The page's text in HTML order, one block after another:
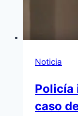
Noticia
Policía
caso